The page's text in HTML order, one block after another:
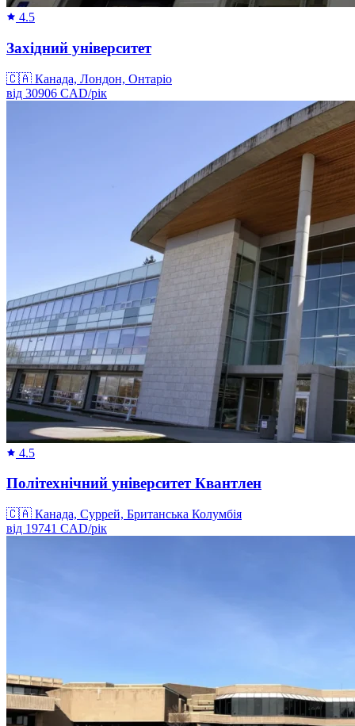
4.5
Західний університет
🇨🇦 Канада, Лондон, Онтаріо
від 30906 CAD/рік
4.5
Політехнічний університет Квантлен
🇨🇦 Канада, Суррей, Британська Колумбія
від 19741 CAD/рік